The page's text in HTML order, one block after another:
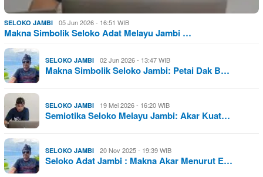
SELOKO JAMBI 05 Jun 2026 - 16:51 WIB
Makna Simbolik Seloko Adat Melayu Jambi …
SELOKO JAMBI 02 Jun 2026 - 13:47 WIB
Makna Simbolik Seloko Jambi: Petai Dak B…
SELOKO JAMBI 19 Mei 2026 - 16:20 WIB
Semiotika Seloko Melayu Jambi: Akar Kuat…
SELOKO JAMBI 20 Nov 2025 - 19:39 WIB
Seloko Adat Jambi : Makna Akar Menurut E…